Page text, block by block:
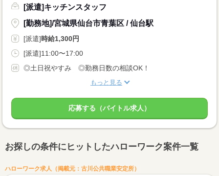
[派遣]キッチンスタッフ
[勤務地]/宮城県仙台市青葉区 / 仙台駅
[派遣]時給1,300円
[派遣]11:00〜17:00
◎土日祝やすみ ◎勤務日数の相談OK！
もっと見る
応募する（バイトル求人）
お探しの条件にヒットしたハローワーク案件一覧
ハローワーク求人（掲載元：古川公共職業安定所）